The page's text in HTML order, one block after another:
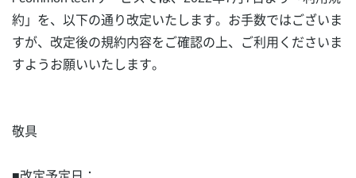
約」を、以下の通り改定いたします。お手数ではございま
すが、改定後の規約内容をご確認の上、ご利用くださいま
すようお願いいたします。
敬具